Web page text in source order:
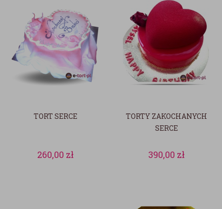
TORT SERCE
260,00 zł
TORTY ZAKOCHANYCH
SERCE
390,00 zł